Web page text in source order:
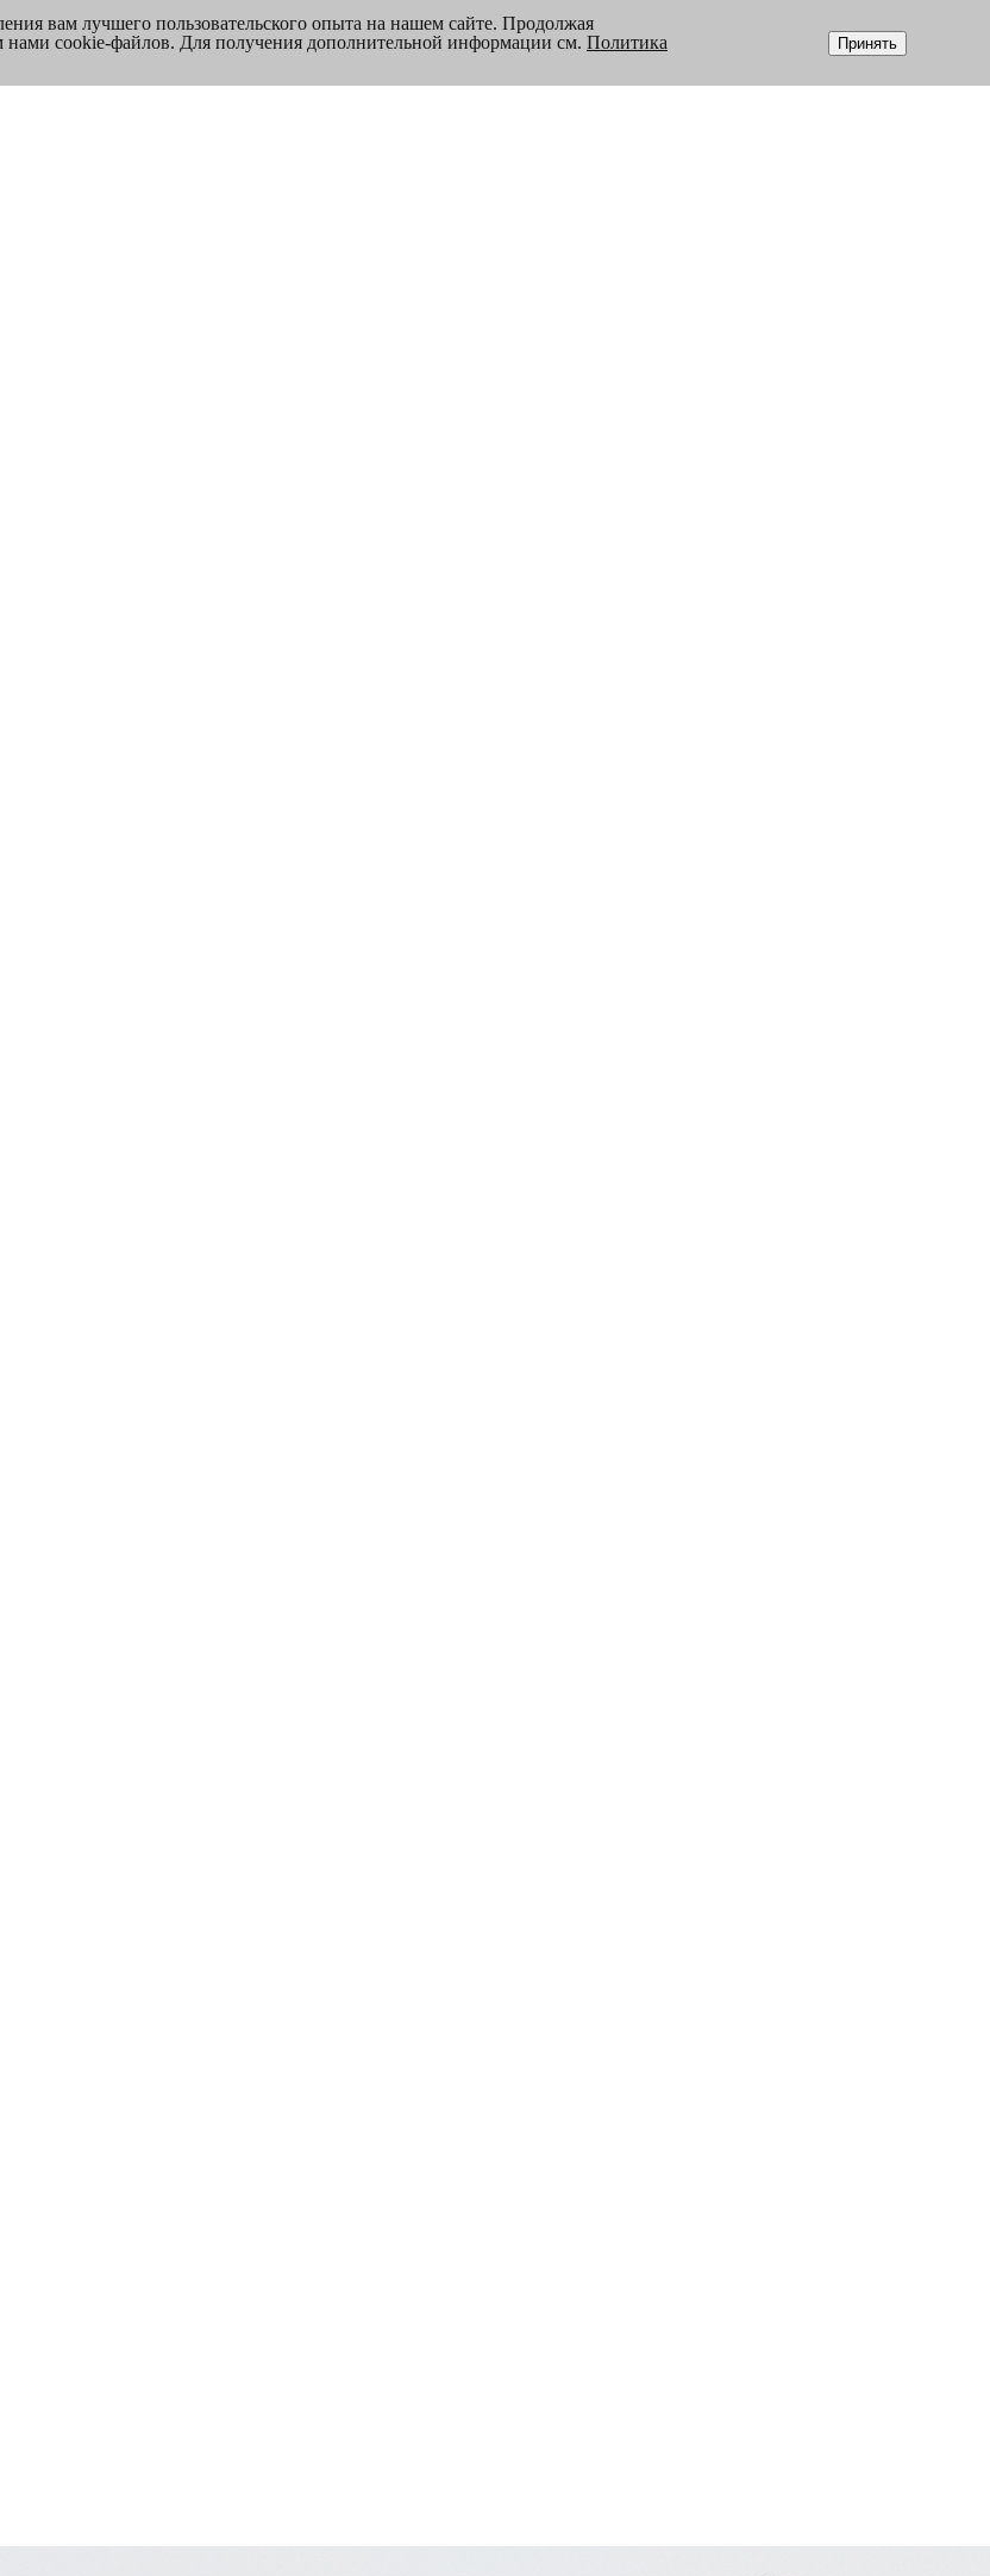
вам лучшего пользовательского опыта на нашем сайте. Продолжая
нами cookie-файлов. Для получения дополнительной информации см. Политика
Принять